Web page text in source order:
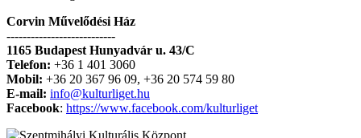
Corvin Művelődési Ház
---------------------------
1165 Budapest Hunyadvár u. 43/C
Telefon: +36 1 401 3060
Mobil: +36 20 367 96 09, +36 20 574 59 80
E-mail: info@kulturliget.hu
Facebook: https://www.facebook.com/kulturliget